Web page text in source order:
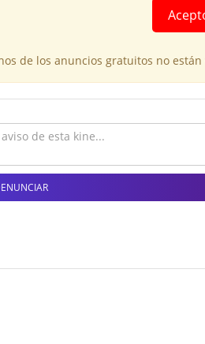
de los anuncios gratuitos no